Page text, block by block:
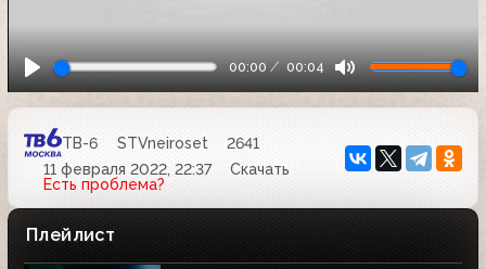
00:00 00:04
ТВ-6 STVneiroset
2641
11 февраля 2022, 22:37
Скачать
Есть проблема?
Плейлист